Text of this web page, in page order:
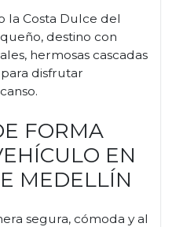
la Costa Dulce del
destino con
hermosas cascadas
disfrutar
FORMA
EN
MEDELLÍN
segura, cómoda y al